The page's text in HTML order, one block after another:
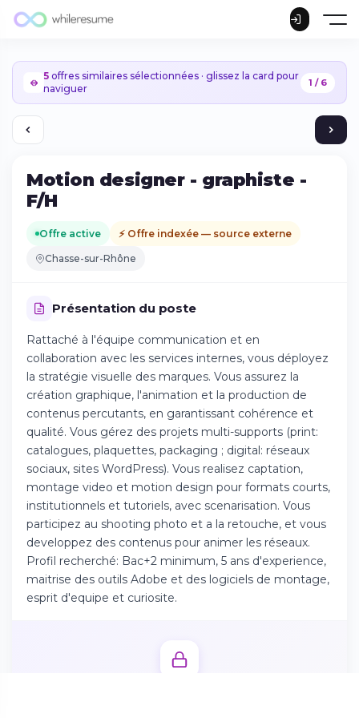
5 offres similaires sélectionnées · glissez la card pour
naviguer
1 / 6
Motion designer - graphiste -
F/H
Offre active ⚡ Offre indexée — source externe
Chasse-sur-Rhône
Présentation du poste
Rattaché à l'équipe communication et en
collaboration avec les services internes, vous déployez
la stratégie visuelle des marques. Vous assurez la
création graphique, l'animation et la production de
contenus percutants, en garantissant cohérence et
qualité. Vous gérez des projets multi-supports (print:
catalogues, plaquettes, packaging ; digital: réseaux
sociaux, sites WordPress). Vous realisez captation,
montage video et motion design pour formats courts,
institutionnels et tutoriels, avec scenarisation. Vous
participez au shooting photo et a la retouche, et vous
developpez des contenus pour animer les réseaux.
Profil recherché: Bac+2 minimum, 5 ans d'experience,
maitrise des outils Adobe et des logiciels de montage,
esprit d'equipe et curiosite.
Continuer sur iPhone
Téléchargez l'app sur l'App Store
Continuer sur Android
Téléchargez l'app sur Google Play
Se connecter sur le web
Accédez à votre compte depuis votre
navigateur